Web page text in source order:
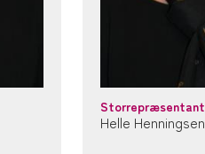
Storrepræsentant
Helle Henningsen